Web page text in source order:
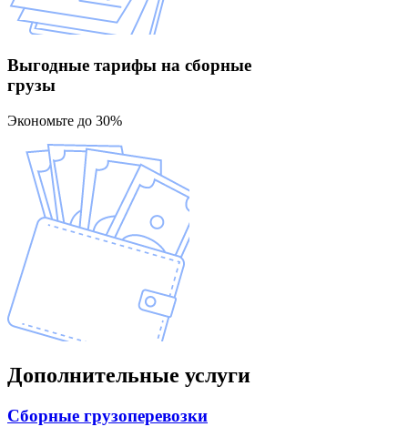
Выгодные тарифы на сборные
грузы
Экономьте до 30%
Дополнительные услуги
Сборные грузоперевозки